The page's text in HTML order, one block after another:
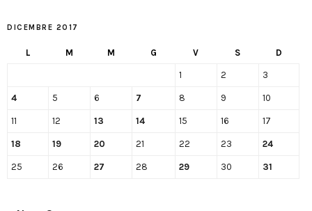
DICEMBRE 2017
L M M G V S D
1 2 3
4 5 6 7 8 9 10
11 12 13 14 15 16 17
18 19 20 21 22 23 24
25 26 27 28 29 30 31